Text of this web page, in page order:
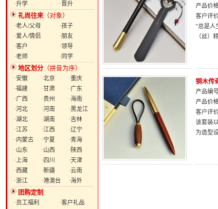
·升学
·晋升
礼尚往来 （对象）
·老人/父母
·孩子
·爱人/情侣
·朋友
·客户
·领导
·老师
·同学
地区划分 （拼音为序）
·安徽 ·北京
·重庆
·福建
·甘肃
·广东
·广西
·贵州
·海南
·河北
·河南
·黑龙江
·湖北
·湖南
·吉林
·江苏
·江西
·辽宁
·内蒙古
·宁夏
·青海
·山东
·山西
·陕西
·上海
·四川
·天津
·西藏
·新疆
·云南
·浙江
·港澳台 ·海外
团购定制
·员工福利
·客户礼品
产品价
客户评
“总是人
（丝）
铜木传
产品编
产品价
客户评
该套装
为造型